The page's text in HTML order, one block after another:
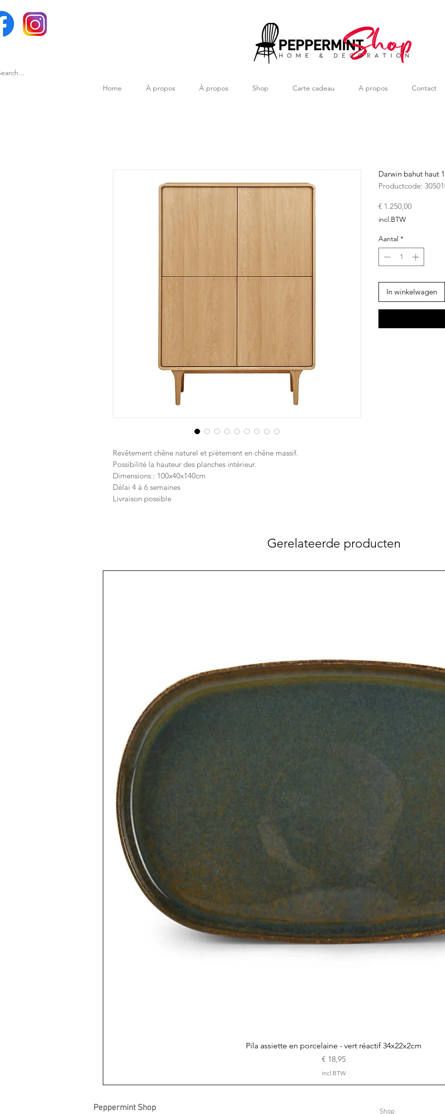
Home À propos À propos Shop Carte cadeau A propos Contact
Revêtement chêne naturel et piètement en chêne massif.
Possibilité la hauteur des planches intérieur.
Dimensions : 100x40x140cm
Délai 4 à 6 semaines
Livraison possible
Darwin bahut haut
Productcode:
€ 1.250,00Prijs
incl.BTW
Aantal *
In winkelwagen
Gerelateerde producten
Snel overzicht
Pila assiette en porcelaine - vert réactif 34x22x2cm
Prijs
€ 18,95
incl.BTW
Peppermint Shop Shop